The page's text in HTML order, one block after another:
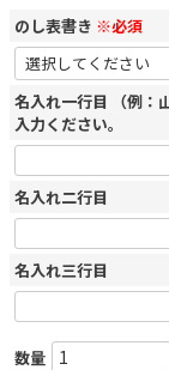
のし表書き ※必須
名入れ一行目 （例
入力ください。
名入れ二行目
名入れ三行目